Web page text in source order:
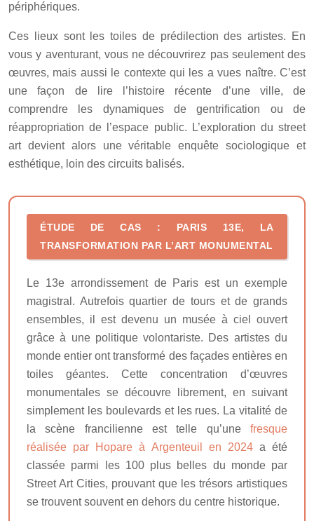
périphériques.
Ces lieux sont les toiles de prédilection des artistes. En
vous y aventurant, vous ne découvrirez pas seulement des
œuvres, mais aussi le contexte qui les a vues naître. C’est
une façon de lire l’histoire récente d’une ville, de
comprendre les dynamiques de gentrification ou de
réappropriation de l’espace public. L’exploration du street
art devient alors une véritable enquête sociologique et
esthétique, loin des circuits balisés.
ÉTUDE DE CAS : PARIS 13E, LA
TRANSFORMATION PAR L’ART MONUMENTAL
Le 13e arrondissement de Paris est un exemple
magistral. Autrefois quartier de tours et de grands
ensembles, il est devenu un musée à ciel ouvert
grâce à une politique volontariste. Des artistes du
monde entier ont transformé des façades entières en
toiles géantes. Cette concentration d’œuvres
monumentales se découvre librement, en suivant
simplement les boulevards et les rues. La vitalité de
la scène francilienne est telle qu’une fresque
réalisée par Hopare à Argenteuil en 2024a été
classée parmi les 100 plus belles du monde par
Street Art Cities, prouvant que les trésors artistiques
se trouvent souvent en dehors du centre historique.